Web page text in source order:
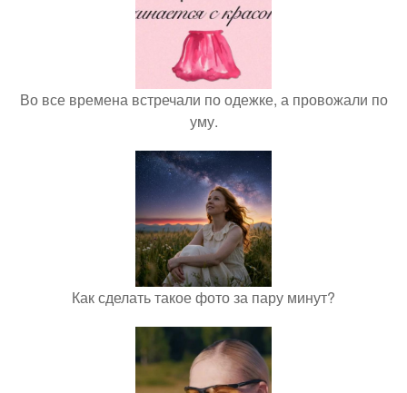
Во все времена встречали по одежке, а провожали по
уму.
Как сделать такое фото за пару минут?